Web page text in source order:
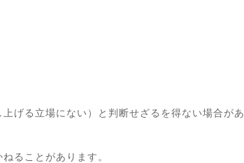
げる立場にない）と判断せざるを得ない場合があ
ることがあります。